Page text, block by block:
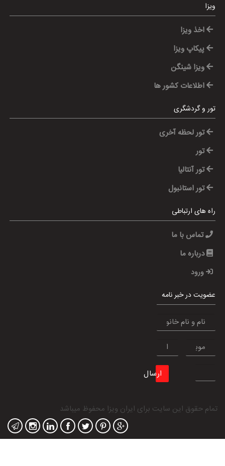
ویزا
اخذ ویزا
پیکاپ ویزا
ویزا شینگن
اطلاعات کشور ها
تور و گردشگری
تور لحظه آخری
تور
تور آنتالیا
تور استانبول
راه های ارتباطی
تماس با ما
درباره ما
ورود
عضویت در خبر نامه
ارسال
تمام حقوق این سایت برای ایران ویزا محفوظ میباشد